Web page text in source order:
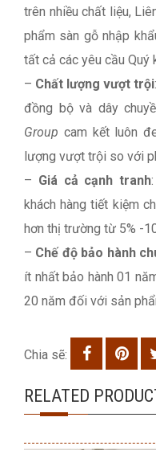
trên nhiều chất liệu,
phẩm sàn gỗ nhập
tất cả các yêu cầu Quý
– Chất lượng vượt trội
đồng bộ và dây
Group cam kết luôn
lượng vượt trội so với
– Giá cả cạnh tranh
khách hàng tiết kiệm
hơn thị trường từ 5% -
– Chế độ bảo hành
ít nhất bảo hành 01
20 năm đối với sản
Chia sẽ:
RELATED